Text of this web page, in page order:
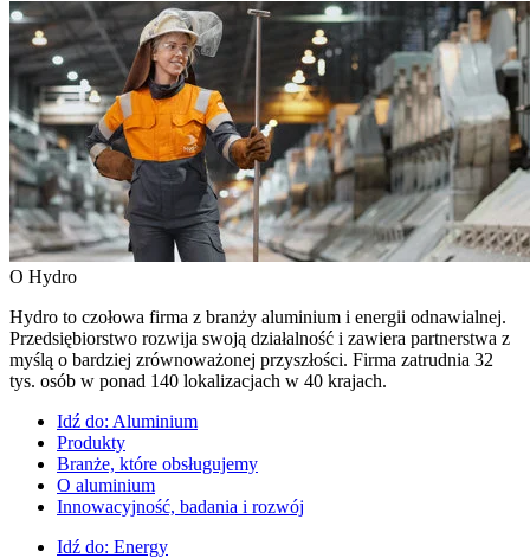
O Hydro
Hydro to czołowa firma z branży aluminium i energii odnawialnej.
Przedsiębiorstwo rozwija swoją działalność i zawiera partnerstwa z
myślą o bardziej zrównoważonej przyszłości. Firma zatrudnia 32
tys. osób w ponad 140 lokalizacjach w 40 krajach.
Idź do: Aluminium
Produkty
Branże, które obsługujemy
O aluminium
Innowacyjność, badania i rozwój
Idź do: Energy